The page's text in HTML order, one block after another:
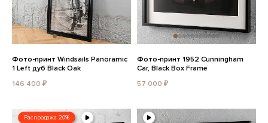
Фото-принт Windsails Panoramic
1 Left дуб Black Oak
146 400 ₽
Фото-принт 1952 Cunningham
Car, Black Box Frame
57 000 ₽
Распродажа 20%